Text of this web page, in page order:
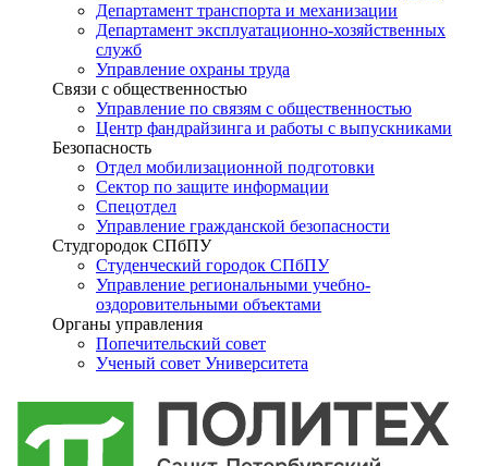
Департамент транспорта и механизации
Департамент эксплуатационно-хозяйственных
служб
Управление охраны труда
Связи с общественностью
Управление по связям с общественностью
Центр фандрайзинга и работы с выпускниками
Безопасность
Отдел мобилизационной подготовки
Сектор по защите информации
Спецотдел
Управление гражданской безопасности
Студгородок СПбПУ
Студенческий городок СПбПУ
Управление региональными учебно-
оздоровительными объектами
Органы управления
Попечительский совет
Ученый совет Университета